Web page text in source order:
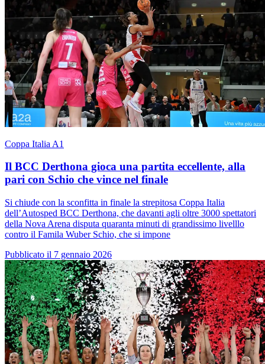
Coppa Italia A1
Il BCC Derthona gioca una partita eccellente, alla
pari con Schio che vince nel finale
Si chiude con la sconfitta in finale la strepitosa Coppa Italia
dell’Autosped BCC Derthona, che davanti agli oltre 3000 spettatori
della Nova Arena disputa quaranta minuti di grandissimo livelllo
contro il Famila Wuber Schio, che si impone
Pubblicato il 7 gennaio 2026